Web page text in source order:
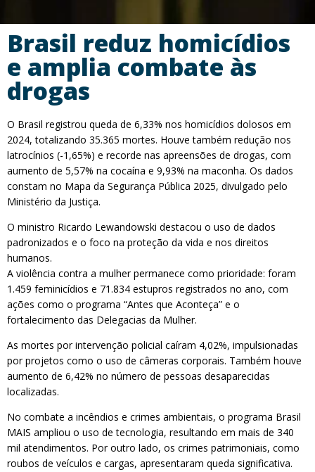
Brasil reduz homicídios
e amplia combate às
drogas
O Brasil registrou queda de 6,33% nos homicídios dolosos em
2024, totalizando 35.365 mortes. Houve também redução nos
latrocínios (-1,65%) e recorde nas apreensões de drogas, com
aumento de 5,57% na cocaína e 9,93% na maconha. Os dados
constam no Mapa da Segurança Pública 2025, divulgado pelo
Ministério da Justiça.
O ministro Ricardo Lewandowski destacou o uso de dados
padronizados e o foco na proteção da vida e nos direitos
humanos.
A violência contra a mulher permanece como prioridade: foram
1.459 feminicídios e 71.834 estupros registrados no ano, com
ações como o programa “Antes que Aconteça” e o
fortalecimento das Delegacias da Mulher.
As mortes por intervenção policial caíram 4,02%, impulsionadas
por projetos como o uso de câmeras corporais. Também houve
aumento de 6,42% no número de pessoas desaparecidas
localizadas.
No combate a incêndios e crimes ambientais, o programa Brasil
MAIS ampliou o uso de tecnologia, resultando em mais de 340
mil atendimentos. Por outro lado, os crimes patrimoniais, como
roubos de veículos e cargas, apresentaram queda significativa.